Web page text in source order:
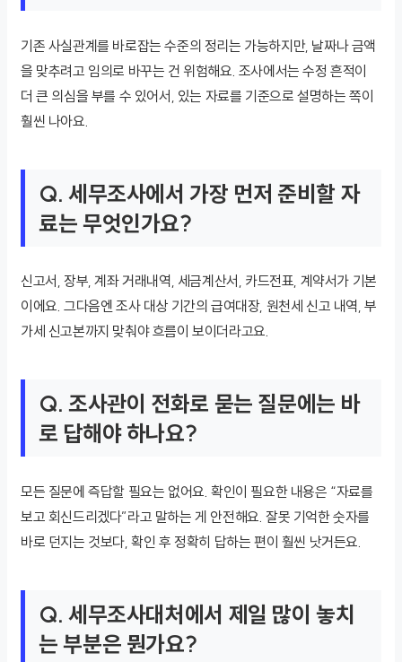
기존 사실관계를 바로잡는 수준의 정리는 가능하지만, 날짜나 금액
을 맞추려고 임의로 바꾸는 건 위험해요. 조사에서는 수정 흔적이
더 큰 의심을 부를 수 있어서, 있는 자료를 기준으로 설명하는 쪽이
훨씬 나아요.
Q. 세무조사에서 가장 먼저 준비할 자
료는 무엇인가요?
신고서, 장부, 계좌 거래내역, 세금계산서, 카드전표, 계약서가 기본
이에요. 그다음엔 조사 대상 기간의 급여대장, 원천세 신고 내역, 부
가세 신고본까지 맞춰야 흐름이 보이더라고요.
Q. 조사관이 전화로 묻는 질문에는 바
로 답해야 하나요?
모든 질문에 즉답할 필요는 없어요. 확인이 필요한 내용은 “자료를
보고 회신드리겠다”라고 말하는 게 안전해요. 잘못 기억한 숫자를
바로 던지는 것보다, 확인 후 정확히 답하는 편이 훨씬 낫거든요.
Q. 세무조사대처에서 제일 많이 놓치
는 부분은 뭔가요?